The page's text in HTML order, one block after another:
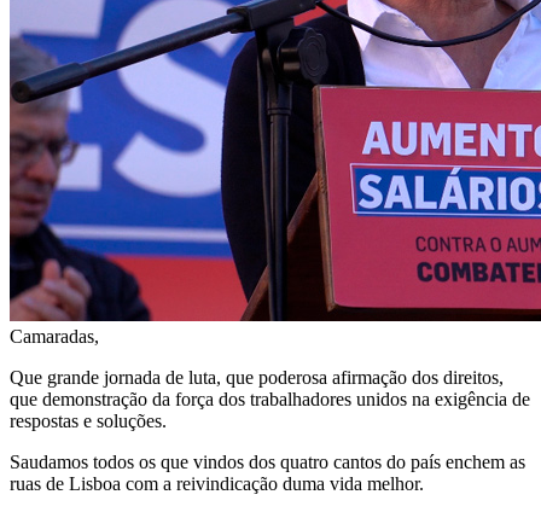
Camaradas,
Que grande jornada de luta, que poderosa afirmação dos direitos,
que demonstração da força dos trabalhadores unidos na exigência de
respostas e soluções.
Saudamos todos os que vindos dos quatro cantos do país enchem as
ruas de Lisboa com a reivindicação duma vida melhor.